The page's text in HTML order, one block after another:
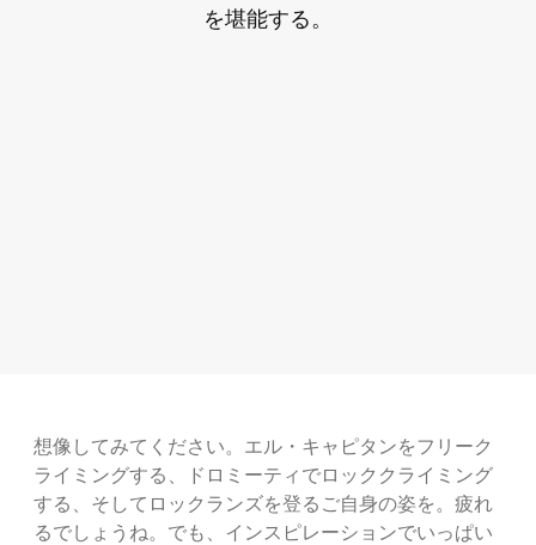
を堪能する。
想像してみてください。エル・キャピタンをフリーク
ライミングする、ドロミーティでロッククライミング
する、そしてロックランズを登るご自身の姿を。疲れ
るでしょうね。でも、インスピレーションでいっぱい